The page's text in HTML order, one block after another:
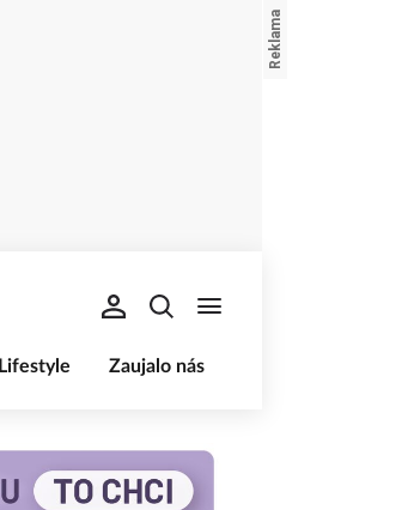
Lifestyle Zaujalo nás